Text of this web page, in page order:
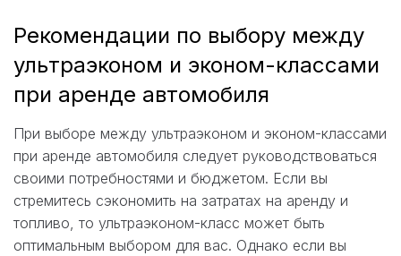
Рекомендации по выбору между
ультраэконом и эконом-классами
при аренде автомобиля
При выборе между ультраэконом и эконом-классами
при аренде автомобиля следует руководствоваться
своими потребностями и бюджетом. Если вы
стремитесь сэкономить на затратах на аренду и
топливо, то ультраэконом-класс может быть
оптимальным выбором для вас. Однако если вы